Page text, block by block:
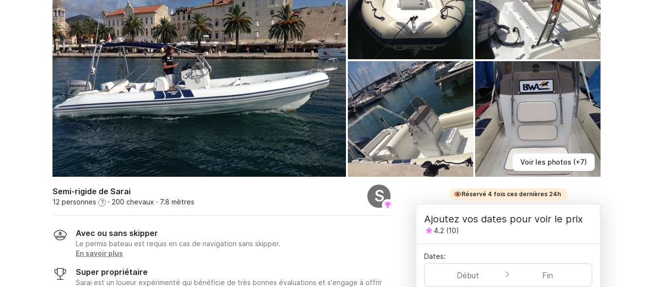
Voir les photos (+7)
Semi-rigide de Sarai
12 personnes ? · 200 chevaux · 7.8 mètres S
Avec ou sans skipper
Le permis bateau est requis en cas de navigation sans skipper.
En savoir plus
Super propriétaire
Sarai est un loueur expérimenté qui bénéficie de très bonnes évaluations et s'engage à offrir
Réservé 4 fois ces dernières 24h
Ajoutez vos dates pour voir le prix
4.2 (10)
Dates:
Début Fin